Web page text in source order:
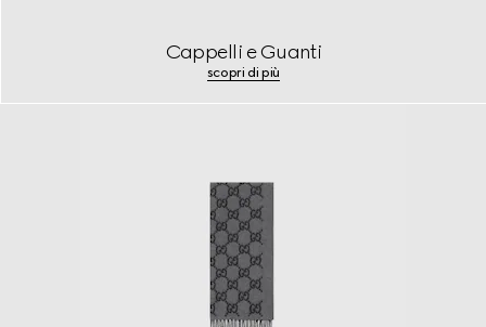
Cappelli e Guanti
scopri di più